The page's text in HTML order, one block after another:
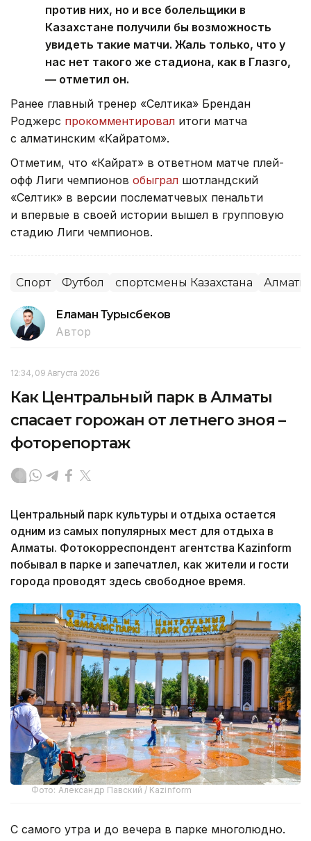
против них, но и все болельщики в
Казахстане получили бы возможность
увидеть такие матчи. Жаль только, что у
нас нет такого же стадиона, как в Глазго,
— отметил он.
Ранее главный тренер «Селтика» Брендан
Роджерс прокомментировал итоги матча
с алматинским «Кайратом».
Отметим, что «Кайрат» в ответном матче плей-
офф Лиги чемпионов обыграл шотландский
«Селтик» в версии послематчевых пенальти
и впервые в своей истории вышел в групповую
стадию Лиги чемпионов.
Спорт Футбол спортсмены Казахстана Алматы
Еламан Турысбеков
Автор
12:34, 09 Августа 2026
Как Центральный парк в Алматы
спасает горожан от летнего зноя –
фоторепортаж
Центральный парк культуры и отдыха остается
одним из самых популярных мест для отдыха в
Алматы. Фотокорреспондент агентства Kazinform
побывал в парке и запечатлел, как жители и гости
города проводят здесь свободное время.
Фото: Александр Павский / Kazinform
С самого утра и до вечера в парке многолюдно.